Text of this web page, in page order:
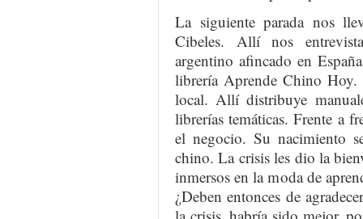
La siguiente parada nos
Cibeles. Allí nos
argentino afincado en
librería Aprende Chino Hoy.
local. Allí distribuye
librerías temáticas. Frente a
el negocio. Su nacimiento
chino. La crisis les dio la
inmersos en la moda de
¿Deben entonces de